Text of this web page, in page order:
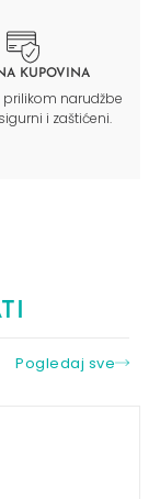
KUPOVINA
narudžbe
i zaštićeni.
Pogledaj sve